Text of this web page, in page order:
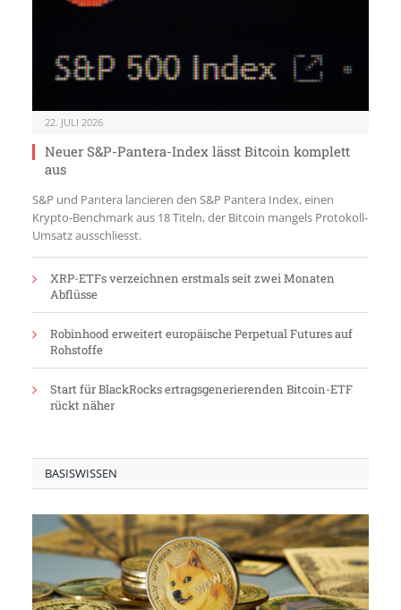
22. JULI 2026
Neuer S&P-Pantera-Index lässt Bitcoin komplett
aus
S&P und Pantera lancieren den S&P Pantera Index, einen
Krypto-Benchmark aus 18 Titeln, der Bitcoin mangels Protokoll-
Umsatz ausschliesst.
XRP-ETFs verzeichnen erstmals seit zwei Monaten
Abflüsse
Robinhood erweitert europäische Perpetual Futures auf
Rohstoffe
Start für BlackRocks ertragsgenerierenden Bitcoin-ETF
rückt näher
BASISWISSEN